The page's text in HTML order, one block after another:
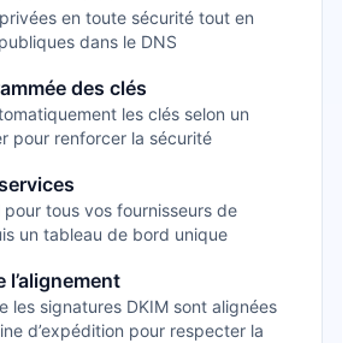
en toute sécurité tout en
dans le DNS
des clés
les clés selon un
pour renforcer la sécurité
pour tous vos fournisseurs de
un tableau de bord unique
l’alignement
les signatures DKIM sont alignées
d’expédition pour respecter la